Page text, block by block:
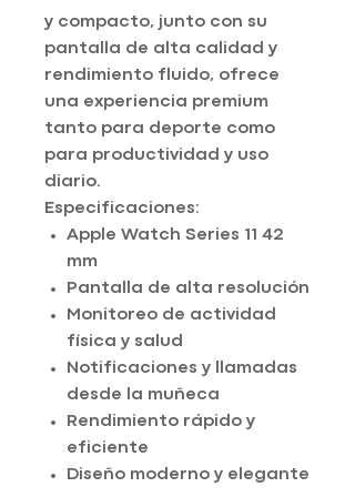
y compacto, junto con su
pantalla de alta calidad y
rendimiento fluido, ofrece
una experiencia premium
tanto para deporte como
para productividad y uso
diario.
Especificaciones:
Apple Watch Series 11 42
mm
Pantalla de alta resolución
Monitoreo de actividad
física y salud
Notificaciones y llamadas
desde la muñeca
Rendimiento rápido y
eficiente
Diseño moderno y elegante